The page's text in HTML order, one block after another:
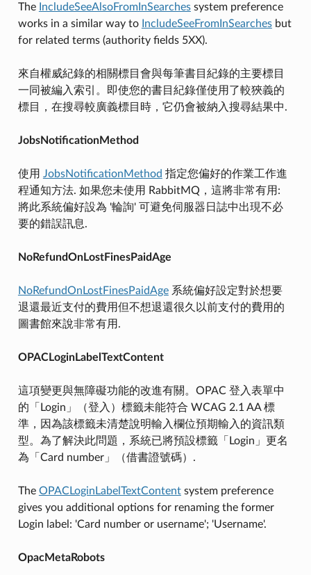
The IncludeSeeAlsoFromInSearchessystem preference
works in a similar way to IncludeSeeFromInSearchesbut
for related terms (authority fields 5XX).
來自權威紀錄的相關標目會與每筆書目紀錄的主要標目
一同被編入索引。即使您的書目紀錄僅使用了較狹義的
標目，在搜尋較廣義標目時，它仍會被納入搜尋結果中.
JobsNotificationMethod
使用 JobsNotificationMethod 指定您偏好的作業工作進
程通知方法. 如果您未使用 RabbitMQ，這將非常有用:
將此系統偏好設為 '輪詢' 可避免伺服器日誌中出現不必
要的錯誤訊息.
NoRefundOnLostFinesPaidAge
NoRefundOnLostFinesPaidAge系統偏好設定對於想要
退還最近支付的費用但不想退還很久以前支付的費用的
圖書館來說非常有用.
OPACLoginLabelTextContent
這項變更與無障礙功能的改進有關。OPAC 登入表單中
的「Login」（登入）標籤未能符合 WCAG 2.1 AA 標
準，因為該標籤未清楚說明輸入欄位預期輸入的資訊類
型。為了解決此問題，系統已將預設標籤「Login」更名
為「Card number」（借書證號碼）.
The OPACLoginLabelTextContentsystem preference
gives you additional options for renaming the former
Login label: 'Card number or username'; 'Username'.
OpacMetaRobots